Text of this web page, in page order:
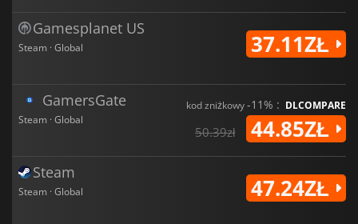
Gamesplanet US
Steam · Global 37.11ZŁ
GamersGate
Steam · Global
kod zniżkowy-11% : DLCOMPARE
50.39zł 44.85ZŁ
Steam
Steam · Global 47.24ZŁ